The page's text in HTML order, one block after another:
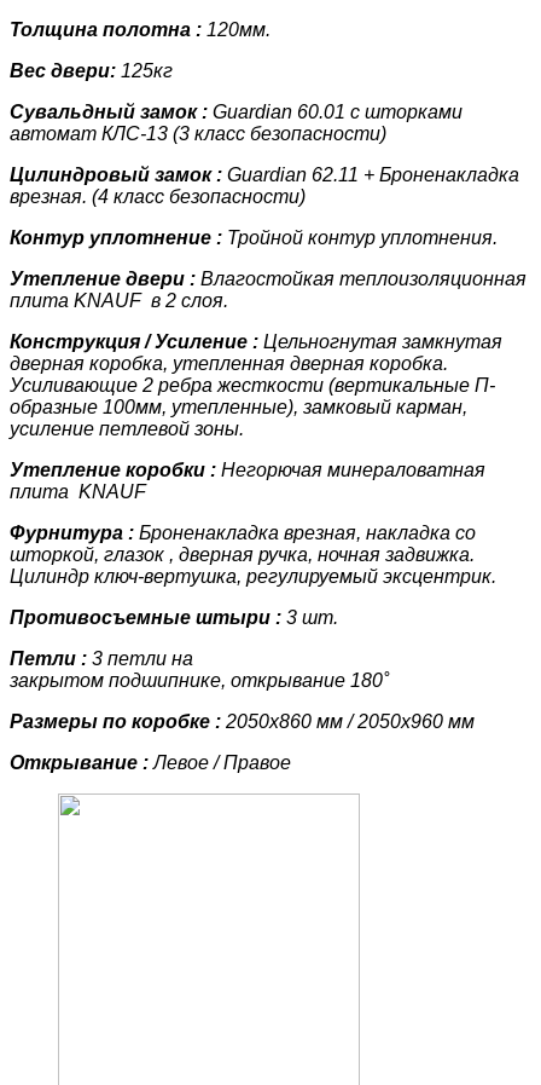
Толщина полотна : 120мм.
Вес двери: 125кг
Сувальдный замок : Guardian 60.01 с шторками
автомат КЛС-13 (3 класс безопасности)
Цилиндровый замок : Guardian 62.11 + Броненакладка
врезная. (4 класс безопасности)
Контур уплотнение : Тройной контур уплотнения.
Утепление двери : Влагостойкая теплоизоляционная
плита KNAUF в 2 слоя.
Конструкция / Усиление : Цельногнутая замкнутая
дверная коробка, утепленная дверная коробка.
Усиливающие 2 ребра жесткости (вертикальные П-
образные 100мм, утепленные), замковый карман,
усиление петлевой зоны.
Утепление коробки : Негорючая минераловатная
плита KNAUF
Фурнитура : Броненакладка врезная, накладка со
шторкой, глазок , дверная ручка, ночная задвижка.
Цилиндр ключ-вертушка, регулируемый эксцентрик.
Противосъемные штыри : 3 шт.
Петли : 3 петли на
закрытом подшипнике, открывание 180˚
Размеры по коробке : 2050х860 мм / 2050х960 мм
Открывание :Левое / Правое